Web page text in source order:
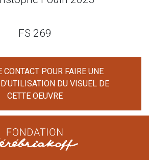
FS 269
CONTACT POUR FAIRE UNE
DU VISUEL DE
CETTE OEUVRE